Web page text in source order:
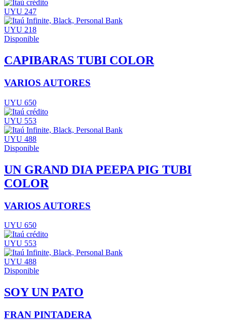
UYU 247
UYU 218
Disponible
CAPIBARAS TUBI COLOR
VARIOS AUTORES
UYU 650
UYU 553
UYU 488
Disponible
UN GRAND DIA PEEPA PIG TUBI
COLOR
VARIOS AUTORES
UYU 650
UYU 553
UYU 488
Disponible
SOY UN PATO
FRAN PINTADERA